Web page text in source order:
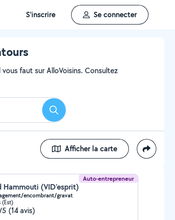
S'inscrire Se connecter
faut sur AlloVoisins. Consultez
Rechercher
Afficher la carte
Auto-entrepreneur
Hammouti (VID’esprit)
encombrant/gravat
(Est)
5 (14 avis)